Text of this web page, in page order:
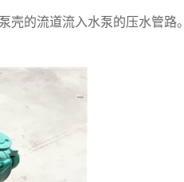
的流道流入水泵的压水管路。